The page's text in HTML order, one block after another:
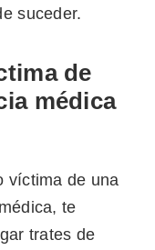
suceder.
de
médica
víctima de una
te
trates de